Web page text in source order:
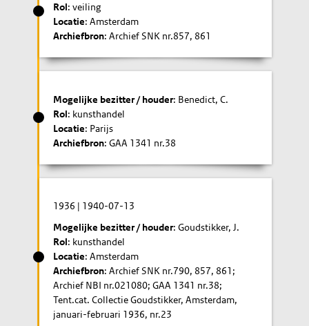
Rol: veiling
Locatie: Amsterdam
Archiefbron: Archief SNK nr.857, 861
Mogelijke bezitter / houder: Benedict, C.
Rol: kunsthandel
Locatie: Parijs
Archiefbron: GAA 1341 nr.38
1936 | 1940-07-13
Mogelijke bezitter / houder: Goudstikker, J.
Rol: kunsthandel
Locatie: Amsterdam
Archiefbron: Archief SNK nr.790, 857, 861;
Archief NBI nr.021080; GAA 1341 nr.38;
Tent.cat. Collectie Goudstikker, Amsterdam,
januari-februari 1936, nr.23